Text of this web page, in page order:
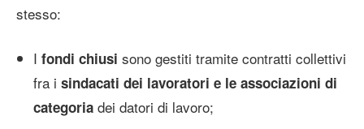
stesso:
I fondi chiusi sono gestiti tramite contratti collettivi
fra i sindacati dei lavoratori e le associazioni di
categoria dei datori di lavoro;